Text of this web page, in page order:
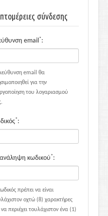
σύνδεσης
email*:
email θα
για την
του λογαριασμού
*:
κωδικού*:
πρέπει να είναι
οχτώ (8) χαρακτήρες
να περιέχει τουλάχιστον ένα (1)